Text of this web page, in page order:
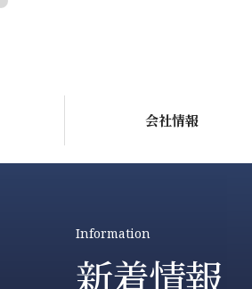
会社情報
Information
新着情報